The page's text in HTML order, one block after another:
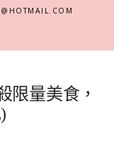
限量美食，